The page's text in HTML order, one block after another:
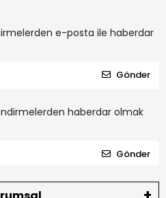
e-posta ile haberdar
Gönder
haberdar olmak
Gönder